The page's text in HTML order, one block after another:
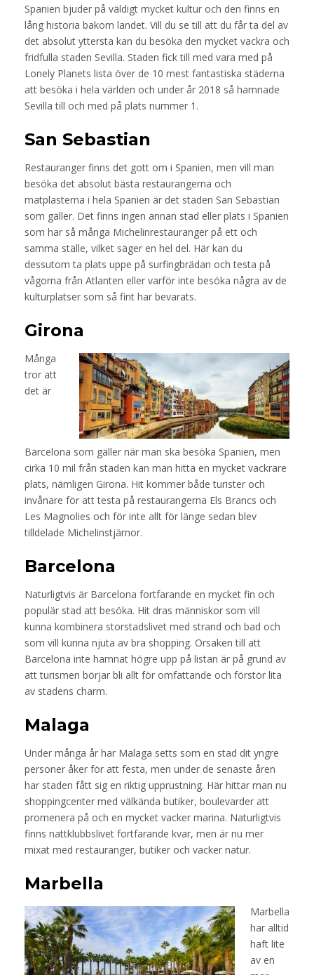
Spanien bjuder på väldigt mycket kultur och den finns en
lång historia bakom landet. Vill du se till att du får ta del av
det absolut yttersta kan du besöka den mycket vackra och
fridfulla staden Sevilla. Staden fick till med vara med på
Lonely Planets lista över de 10 mest fantastiska städerna
att besöka i hela världen och under år 2018 så hamnade
Sevilla till och med på plats nummer 1.
San Sebastian
Restauranger finns det gott om i Spanien, men vill man
besöka det absolut bästa restaurangerna och
matplasterna i hela Spanien är det staden San Sebastian
som gäller. Det finns ingen annan stad eller plats i Spanien
som har så många Michelinrestauranger på ett och
samma ställe, vilket säger en hel del. Här kan du
dessutom ta plats uppe på surfingbrädan och testa på
vågorna från Atlanten eller varför inte besöka några av de
kulturplatser som så fint har bevarats.
Girona
Många
tror att
det är
Barcelona som gäller när man ska besöka Spanien, men
cirka 10 mil från staden kan man hitta en mycket vackrare
plats, nämligen Girona. Hit kommer både turister och
invånare för att testa på restaurangerna Els Brancs och
Les Magnolies och för inte allt för länge sedan blev
tilldelade Michelinstjärnor.
Barcelona
Naturligtvis är Barcelona fortfarande en mycket fin och
populär stad att besöka. Hit dras människor som vill
kunna kombinera storstadslivet med strand och bad och
som vill kunna njuta av bra shopping. Orsaken till att
Barcelona inte hamnat högre upp på listan är på grund av
att turismen börjar bli allt för omfattande och förstör lita
av stadens charm.
Malaga
Under många år har Malaga setts som en stad dit yngre
personer åker för att festa, men under de senaste åren
har staden fått sig en riktig upprustning. Här hittar man nu
shoppingcenter med välkända butiker, boulevarder att
promenera på och en mycket vacker marina. Naturligtvis
finns nattklubbslivet fortfarande kvar, men är nu mer
mixat med restauranger, butiker och vacker natur.
Marbella
Marbella
har alltid
haft lite
av en